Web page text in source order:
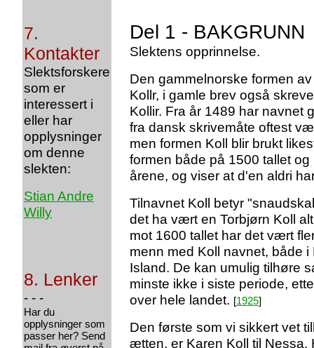
7.
Kontakter
Slektsforskere
som er
interessert i
eller har
opplysninger
om denne
slekten:
Stian Andre
Willy
8. Lenker
- - -
Har du
opplysninger som
passer her? Send
Del 1 - BAKGRUNN
Slektens opprinnelse.
Den gammelnorske formen
Kollr, i gamle brev også
Kollir. Fra år 1489 har navnet
fra dansk skrivemåte oftest
men formen Koll blir brukt
formen både på 1500 tallet og
årene, og viser at d'en aldri
Tilnavnet Koll betyr
det ha vært en Torbjørn Koll
mot 1600 tallet har det vært
menn med Koll navnet, både i
Island. De kan umulig tilhøre
minste ikke i siste periode,
over hele landet. [1925]
Den første som vi sikkert vet
ætten, er Karen Koll til Nessa.